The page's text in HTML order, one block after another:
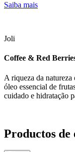
Saiba mais
Joli
Coffee & Red
A riqueza da
óleo essencial de
cuidado e hidratação
Productos de